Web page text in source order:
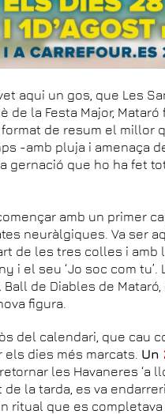
aqui un gos, que Les
de la Festa Major,
de resum el millor
-amb pluja i amenaça
gernació que ho ha fet
amb un primer
neuràlgiques. Va ser
de les tres colles i amb
i el seu ‘Jo soc com
Ball de Diables de
figura.
del calendari, que cau
els dies més marcats. Un
les Havaneres ‘a
de la tarda, es va
ritual que es completava